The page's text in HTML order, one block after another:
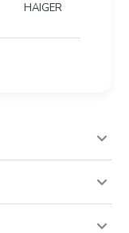
HAIGER